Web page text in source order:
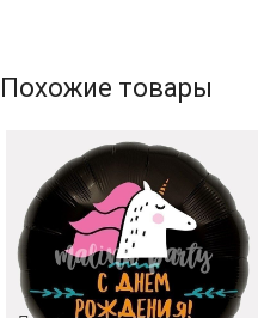
Похожие товары